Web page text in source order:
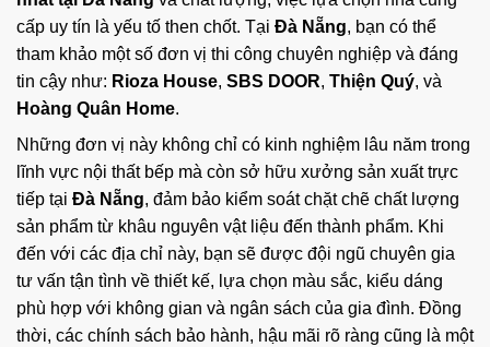
cấp uy tín là yếu tố then chốt. Tại Đà Nẵng, bạn có thể
tham khảo một số đơn vị thi công chuyên nghiệp và đáng
tin cậy như: Rioza House, SBS DOOR, Thiện Quý, và
Hoàng Quân Home.
Những đơn vị này không chỉ có kinh nghiệm lâu năm trong
lĩnh vực nội thất bếp mà còn sở hữu xưởng sản xuất trực
tiếp tại Đà Nẵng, đảm bảo kiểm soát chặt chẽ chất lượng
sản phẩm từ khâu nguyên vật liệu đến thành phẩm. Khi
đến với các địa chỉ này, bạn sẽ được đội ngũ chuyên gia
tư vấn tận tình về thiết kế, lựa chọn màu sắc, kiểu dáng
phù hợp với không gian và ngân sách của gia đình. Đồng
thời, các chính sách bảo hành, hậu mãi rõ ràng cũng là một